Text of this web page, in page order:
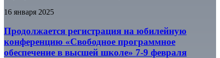
16 января 2025
Продолжается регистрация на юбилейную
конференцию «Свободное программное
обеспечение в высшей школе» 7-9 февраля